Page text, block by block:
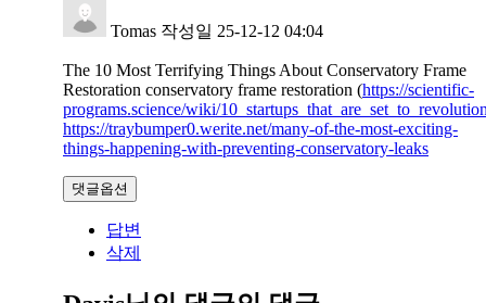
Tomas 작성일 25-12-12 04:04
The 10 Most Terrifying Things About Conservatory Frame
Restoration conservatory frame restoration (https://scientific-
programs.science/wiki/
https://traybumper0.werite.net/many-of-the-most-exciting-
things-happening-with-preventing-conservatory-leaks
댓글옵션
답변
삭제